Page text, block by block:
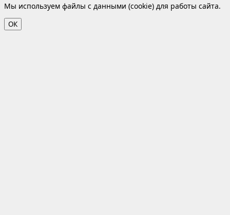
Мы используем файлы с данными (cookie) для работы сайта.
ОК